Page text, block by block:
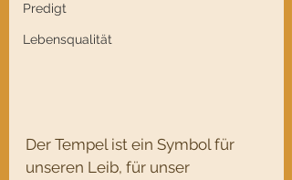
Predigt
Lebensqualität
Der Tempel ist ein Symbol für
unseren Leib, für unser